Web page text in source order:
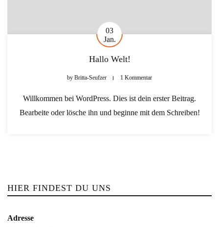
03
Jan.
Hallo Welt!
by Britta-Seufzer 1 Kommentar
Willkommen bei WordPress. Dies ist dein erster Beitrag.
Bearbeite oder lösche ihn und beginne mit dem Schreiben!
HIER FINDEST DU UNS
Adresse